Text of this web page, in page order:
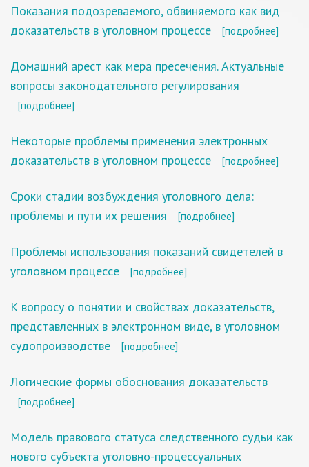
Показания подозреваемого, обвиняемого как вид
доказательств в уголовном процессе
[подробнее]
Домашний арест как мера пресечения. Актуальные
вопросы законодательного регулирования
[подробнее]
Некоторые проблемы применения электронных
доказательств в уголовном процессе
[подробнее]
Сроки стадии возбуждения уголовного дела:
проблемы и пути их решения
[подробнее]
Проблемы использования показаний свидетелей в
уголовном процессе
[подробнее]
К вопросу о понятии и свойствах доказательств,
представленных в электронном виде, в уголовном
судопроизводстве
[подробнее]
Логические формы обоснования доказательств
[подробнее]
Модель правового статуса следственного судьи как
нового субъекта уголовно-процессуальных